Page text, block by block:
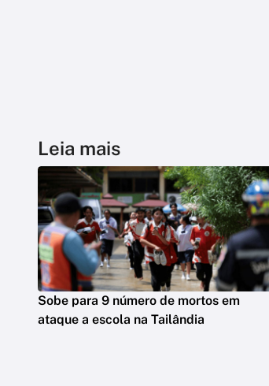
Leia mais
Sobe para 9 número de mortos em
ataque a escola na Tailândia